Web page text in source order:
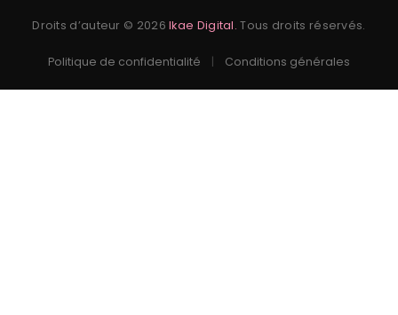
Droits d’auteur © 2026Ikae Digital. Tous droits réservés.
Politique de confidentialité Conditions générales